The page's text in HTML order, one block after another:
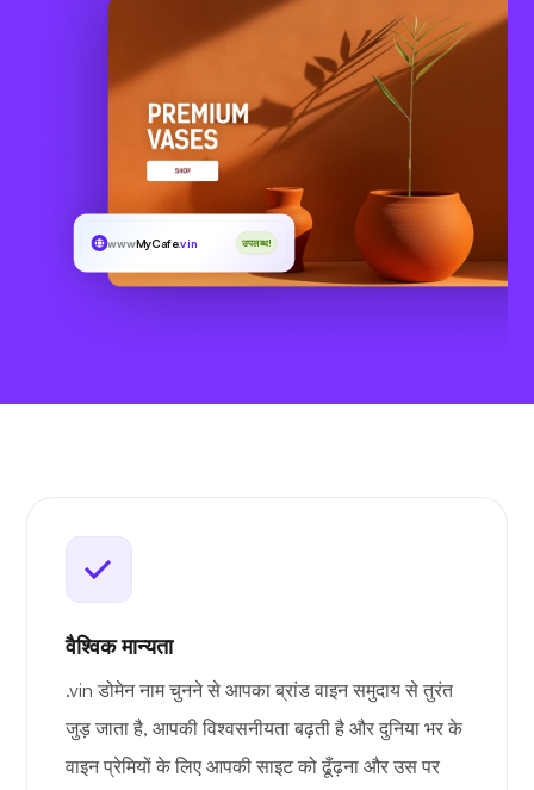
wwwMyCafe.vin उपलब्ध!
वैश्विक मान्यता
.vin डोमेन नाम चुनने से आपका ब्रांड वाइन समुदाय से तुरंत
जुड़ जाता है, आपकी विश्वसनीयता बढ़ती है और दुनिया भर के
वाइन प्रेमियों के लिए आपकी साइट को ढूँढ़ना और उस पर